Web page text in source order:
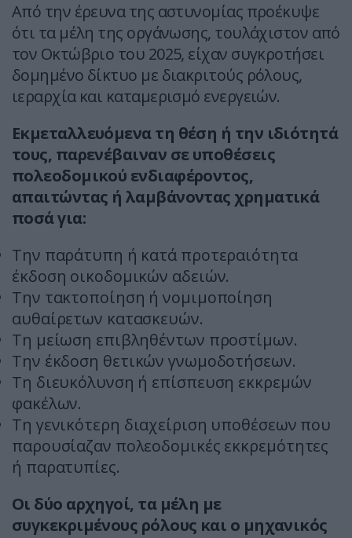
Από την έρευνα της αστυνομίας προέκυψε
ότι τα μέλη της οργάνωσης, τουλάχιστον από
τον Οκτώβριο του 2025, είχαν συγκροτήσει
δομημένο δίκτυο με διακριτούς ρόλους,
ιεραρχία και καταμερισμό ενεργειών.
Εκμεταλλευόμενα τη θέση ή την ιδιότητά
τους, παρενέβαιναν σε υποθέσεις
πολεοδομικού ενδιαφέροντος,
απαιτώντας ή λαμβάνοντας χρηματικά
ποσά για:
Την παράτυπη ή κατά προτεραιότητα
έκδοση οικοδομικών αδειών.
Την τακτοποίηση ή νομιμοποίηση
αυθαίρετων κατασκευών.
Τη μείωση επιβληθέντων προστίμων.
Την έκδοση θετικών γνωμοδοτήσεων.
Τη διευκόλυνση ή επίσπευση εκκρεμών
φακέλων.
Τη γενικότερη διαχείριση υποθέσεων που
παρουσίαζαν πολεοδομικές εκκρεμότητες
ή παρατυπίες.
Οι δύο αρχηγοί, τα μέλη με
συγκεκριμένους ρόλους και ο μηχανικός